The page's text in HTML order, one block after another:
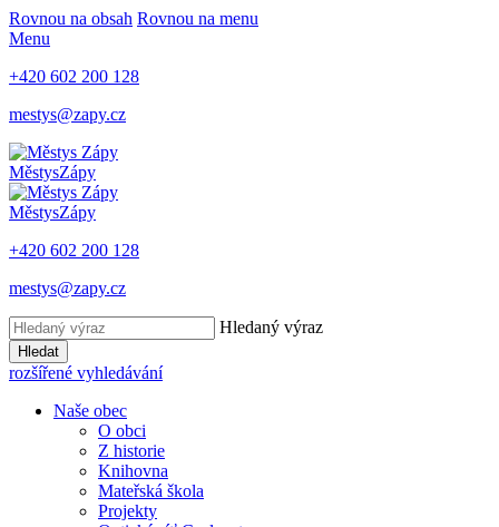
Rovnou na obsah Rovnou na menu
Menu
+420 602 200 128
mestys@zapy.cz
MěstysZápy
MěstysZápy
+420 602 200 128
mestys@zapy.cz
Hledaný výraz
Hledat
rozšířené vyhledávání
Naše obec
O obci
Z historie
Knihovna
Mateřská škola
Projekty